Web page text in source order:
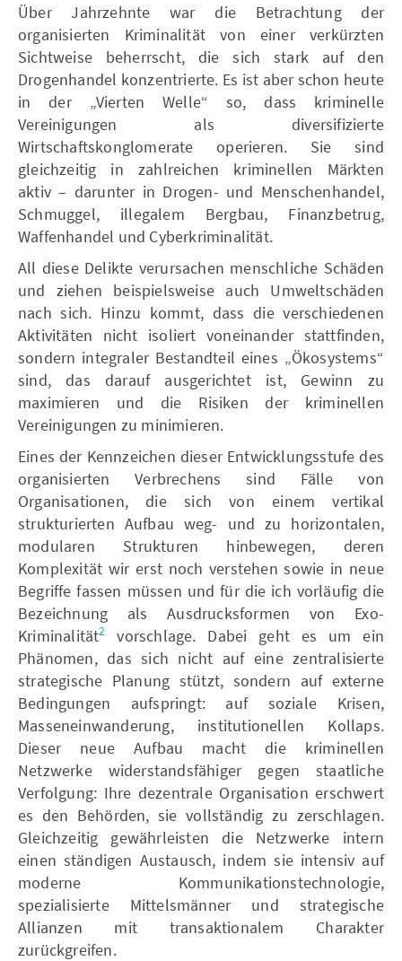
Über Jahrzehnte war die Betrachtung der
organisierten Kriminalität von einer verkürzten
Sichtweise beherrscht, die sich stark auf den
Drogenhandel konzentrierte. Es ist aber schon heute
in der „Vierten Welle“ so, dass kriminelle
Vereinigungen als diversifizierte
Wirtschaftskonglomerate operieren. Sie sind
gleichzeitig in zahlreichen kriminellen Märkten
aktiv – darunter in Drogen- und Menschenhandel,
Schmuggel, illegalem Bergbau, Finanzbetrug,
Waffenhandel und Cyberkriminalität.
All diese Delikte verursachen menschliche Schäden
und ziehen beispielsweise auch Umweltschäden
nach sich. Hinzu kommt, dass die verschiedenen
Aktivitäten nicht isoliert voneinander stattfinden,
sondern integraler Bestandteil eines „Ökosystems“
sind, das darauf ausgerichtet ist, Gewinn zu
maximieren und die Risiken der kriminellen
Vereinigungen zu minimieren.
Eines der Kennzeichen dieser Entwicklungsstufe des
organisierten Verbrechens sind Fälle von
Organisationen, die sich von einem vertikal
strukturierten Aufbau weg- und zu horizontalen,
modularen Strukturen hinbewegen, deren
Komplexität wir erst noch verstehen sowie in neue
Begriffe fassen müssen und für die ich vorläufig die
Bezeichnung als Ausdrucksformen von Exo-
Kriminalität2
vorschlage. Dabei geht es um ein
Phänomen, das sich nicht auf eine zentralisierte
strategische Planung stützt, sondern auf externe
Bedingungen aufspringt: auf soziale Krisen,
Masseneinwanderung, institutionellen Kollaps.
Dieser neue Aufbau macht die kriminellen
Netzwerke widerstandsfähiger gegen staatliche
Verfolgung: Ihre dezentrale Organisation erschwert
es den Behörden, sie vollständig zu zerschlagen.
Gleichzeitig gewährleisten die Netzwerke intern
einen ständigen Austausch, indem sie intensiv auf
moderne Kommunikationstechnologie,
spezialisierte Mittelsmänner und strategische
Allianzen mit transaktionalem Charakter
zurückgreifen.